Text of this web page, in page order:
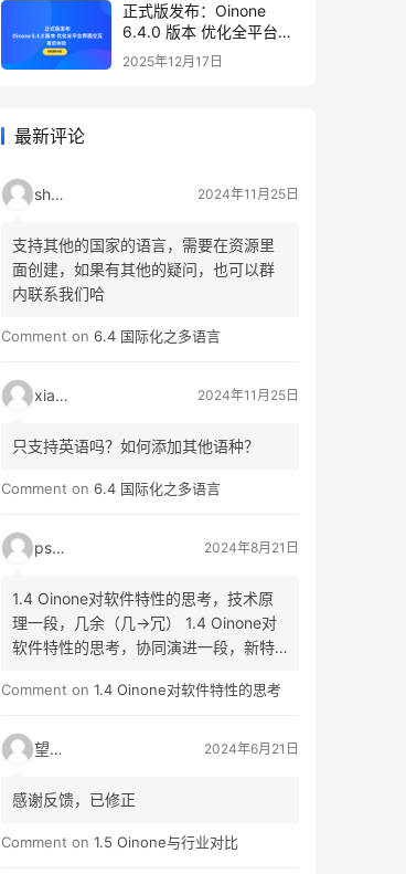
正式版发布：Oinone
6.4.0 版本 优化全平台界
面交互，邀您体验
2025年12月17日
最新评论
shao 2024年11月25日
支持其他的国家的语言，需要在资源里
面创建，如果有其他的疑问，也可以群
内联系我们哈
Comment on 6.4 国际化之多语言
xiao3 2024年11月25日
只支持英语吗？如何添加其他语种？
Comment on 6.4 国际化之多语言
psyy 2024年8月21日
1.4 Oinone对软件特性的思考，技术原
理一段，几余（几->冗） 1.4 Oinone对
软件特性的思考，协同演进一段，新特
Comment on 1.4 Oinone对软件特性的思考
望闲 2024年6月21日
感谢反馈，已修正
Comment on 1.5 Oinone与行业对比